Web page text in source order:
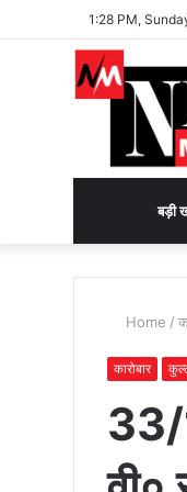
1:28 PM,
भक्ति
भावना
जगाने
बड़ी
Home /
कारोबार
33/